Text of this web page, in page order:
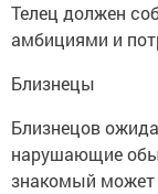
Телец должен
амбициями и
Близнецы
Близнецов
нарушающие
знакомый может